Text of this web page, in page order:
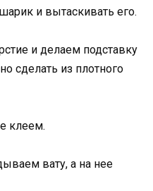
и вытаскивать его.
и делаем подставку
сделать из плотного
клеем.
вату, а на нее